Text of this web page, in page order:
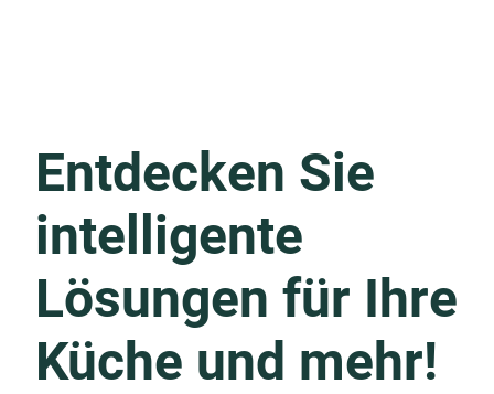
Entdecken Sie
intelligente
Lösungen für Ihre
Küche und mehr!